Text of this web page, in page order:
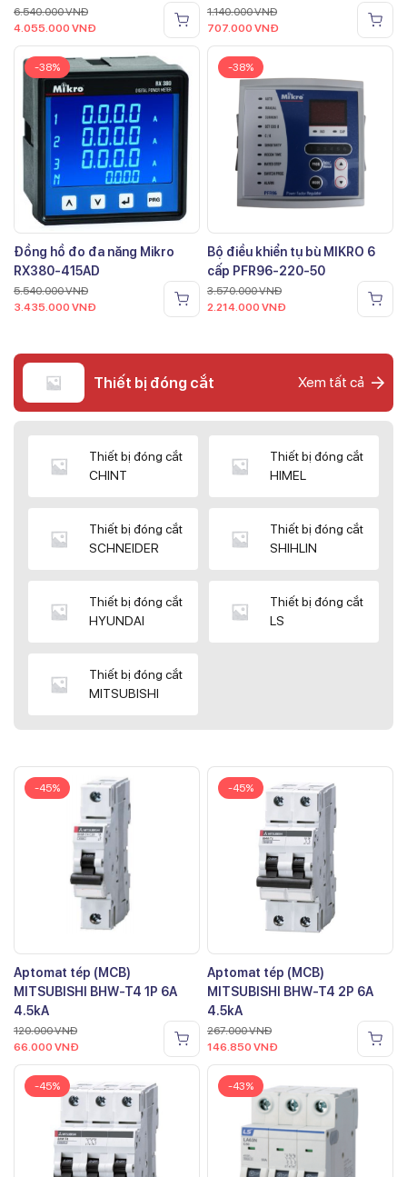
6.540.000VNĐ
4.055.000 VNĐ
1.140.000VNĐ
707.000 VNĐ
-38%
Đồng hồ đo đa năng Mikro
RX380-415AD
5.540.000VNĐ
3.435.000 VNĐ
-38%
Bộ điều khiển tụ bù MIKRO 6
cấp PFR96-220-50
3.570.000VNĐ
2.214.000 VNĐ
Thiết bị đóng cắt Xem tất cả
Thiết bị đóng cắt
CHINT
Thiết bị đóng cắt
HIMEL
Thiết bị đóng cắt
SCHNEIDER
Thiết bị đóng cắt
SHIHLIN
Thiết bị đóng cắt
HYUNDAI
Thiết bị đóng cắt
LS
Thiết bị đóng cắt
MITSUBISHI
-45%
Aptomat tép (MCB)
MITSUBISHI BHW-T4 1P 6A
4.5kA
120.000VNĐ
66.000 VNĐ
-45%
Aptomat tép (MCB)
MITSUBISHI BHW-T4 2P 6A
4.5kA
267.000VNĐ
146.850 VNĐ
-45% -43%